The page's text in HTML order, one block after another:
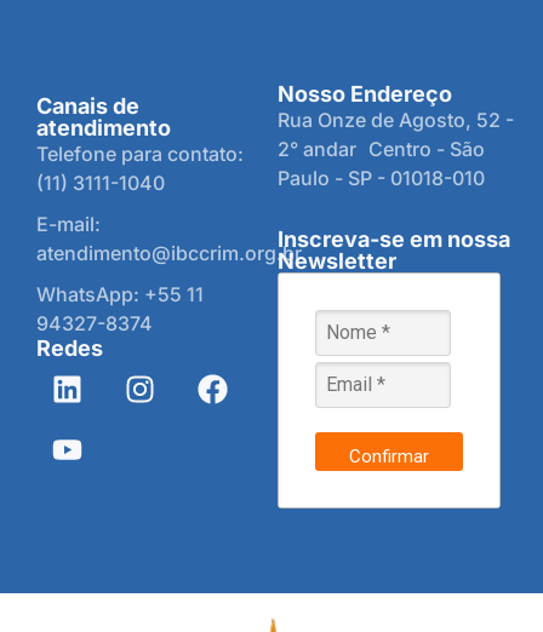
Canais de
atendimento
Telefone para contato:
(11) 3111-1040
E-mail:
atendimento@ibccrim.org.br
WhatsApp: +55 11
94327-8374
Redes
Nosso Endereço
Rua Onze de Agosto, 52 -
2° andar Centro - São
Paulo - SP - 01018-010
Inscreva-se em nossa
Newsletter
Confirmar